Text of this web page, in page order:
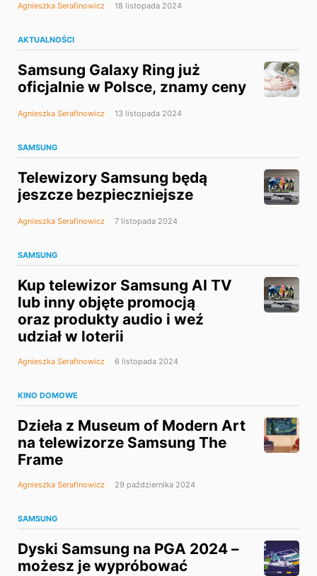
Agnieszka Serafinowicz 18 listopada 2024
AKTUALNOŚCI
Samsung Galaxy Ring już
oficjalnie w Polsce, znamy ceny
Agnieszka Serafinowicz 13 listopada 2024
SAMSUNG
Telewizory Samsung będą
jeszcze bezpieczniejsze
Agnieszka Serafinowicz 7 listopada 2024
SAMSUNG
Kup telewizor Samsung AI TV
lub inny objęte promocją
oraz produkty audio i weź
udział w loterii
Agnieszka Serafinowicz 6 listopada 2024
KINO DOMOWE
Dzieła z Museum of Modern Art
na telewizorze Samsung The
Frame
Agnieszka Serafinowicz 29 października 2024
SAMSUNG
Dyski Samsung na PGA 2024 –
możesz je wypróbować